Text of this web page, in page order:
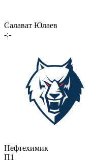
Салават Юлаев
-:-
Нефтехимик
П1